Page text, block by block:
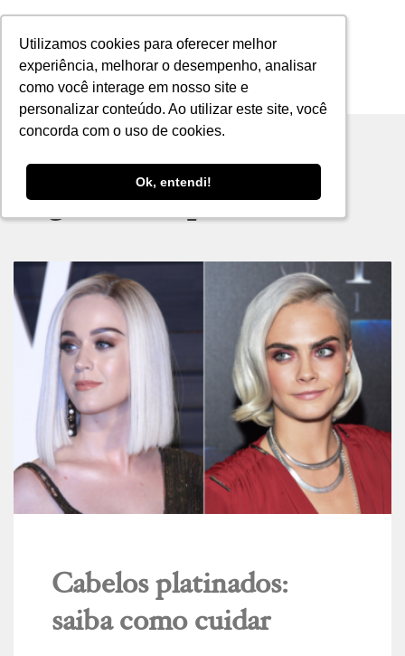
Utilizamos cookies para oferecer melhor
experiência, melhorar o desempenho, analisar
como você interage em nosso site e
personalizar conteúdo. Ao utilizar este site, você
concorda com o uso de cookies.
Ok, entendi!
Utilizamos cookies para oferecer melhor
experiência, melhorar o desempenho, analisar
como você interage em nosso site e
personalizar conteúdo. Ao utilizar este site, você
concorda com o uso de cookies.
Ok, entendi!
MENU
Tag archive: platinadas
Cabelos platinados:
saiba como cuidar